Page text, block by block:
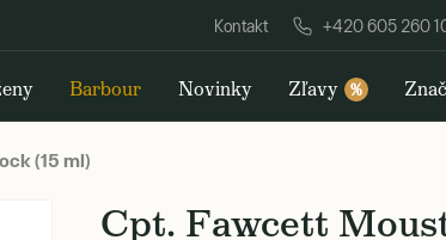
Kontakt +420 605 260
Barbour Novinky Zľavy %
(15 ml)
Cpt. Fawcett